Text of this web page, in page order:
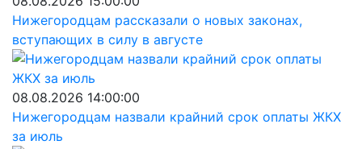
Нижегородцам рассказали о новых законах,
вступающих в силу в августе
08.08.2026 14:00:00
Нижегородцам назвали крайний срок оплаты ЖКХ
за июль